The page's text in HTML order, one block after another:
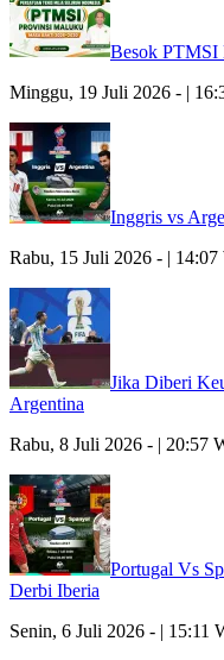
Besok PTMSI
Minggu, 19 Juli 2026 - |
Inggris vs
Rabu, 15 Juli 2026 - |
Jika Diberi
Argentina
Rabu, 8 Juli 2026 - | 20:57
Portugal Vs
Derbi Iberia
Senin, 6 Juli 2026 - | 15:11